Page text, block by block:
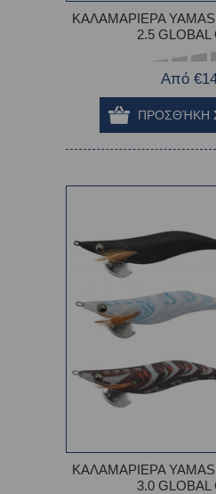
ΚΑΛΑΜΑΡΙΕΡΑ
2.5 GLOBAL
Από
ΚΑΛΑΜΑΡΙΕΡΑ
3.0 GLOBAL